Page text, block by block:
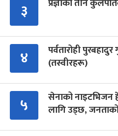
३ प्रज्ञाका तीन
४
पर्वतारोही
(तस्वीरहरू)
५
सेनाको नाइटभिजन
लागि उड्छ,